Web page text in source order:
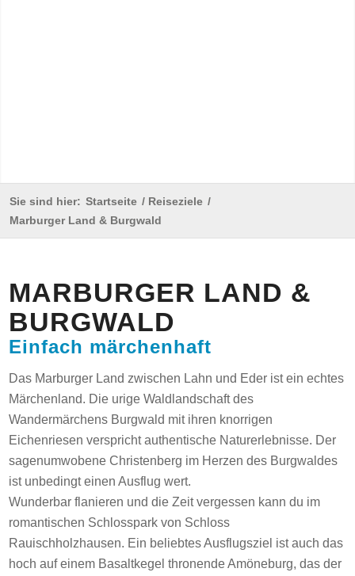
Sie sind hier: Startseite / Reiseziele /
Marburger Land & Burgwald
MARBURGER LAND &
BURGWALD
Einfach märchenhaft
Das Marburger Land zwischen Lahn und Eder ist ein echtes
Märchenland. Die urige Waldlandschaft des
Wandermärchens Burgwald mit ihren knorrigen
Eichenriesen verspricht authentische Naturerlebnisse. Der
sagenumwobene Christenberg im Herzen des Burgwaldes
ist unbedingt einen Ausflug wert.
Wunderbar flanieren und die Zeit vergessen kann du im
romantischen Schlosspark von Schloss
Rauischholzhausen. Ein beliebtes Ausflugsziel ist auch das
hoch auf einem Basaltkegel thronende Amöneburg, das der